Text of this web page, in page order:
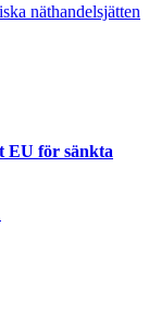
näthandelsjätten
EU för sänkta